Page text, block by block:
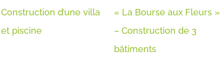
Construction d’une villa
et piscine
« La Bourse aux Fleurs »
– Construction de 3
bâtiments